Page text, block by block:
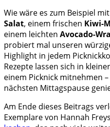
Wie wäre es zum Beispiel
Salat, einem frischen Kiwi-
einem leichten Avocado-
probiert mal unseren
Highlight in jedem
Rezepte lassen sich in
einem Picknick mitnehmen
nächsten Mittagspause
Am Ende dieses Beitrags
Exemplare von Hannah Freys